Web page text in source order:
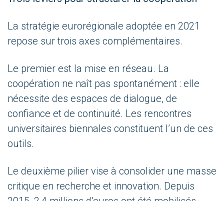
La stratégie eurorégionale adoptée en 2021
repose sur trois axes complémentaires.
Le premier est la mise en réseau. La
coopération ne naît pas spontanément : elle
nécessite des espaces de dialogue, de
confiance et de continuité. Les rencontres
universitaires biennales constituent l’un de ces
outils.
Le deuxième pilier vise à consolider une masse
critique en recherche et innovation. Depuis